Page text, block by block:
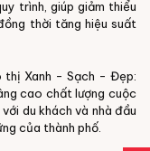
trình, giúp giảm thiểu
thời tăng hiệu suất
thị Xanh - Sạch - Đẹp:
cao chất lượng cuộc
du khách và nhà đầu
của thành phố.